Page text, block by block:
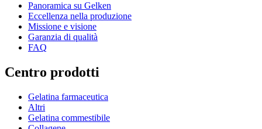
Panoramica su Gelken
Eccellenza nella produzione
Missione e visione
Garanzia di qualità
FAQ
Centro prodotti
Gelatina farmaceutica
Altri
Gelatina commestibile